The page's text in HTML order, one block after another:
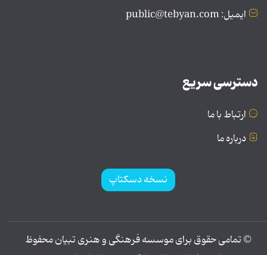
ایمیل: public@tebyan.com
دسترسی سریع
ارتباط با ما
درباره ما
نسخه دسکتاپ
© تمامی حقوق برای موسسه فرهنگی و هنری تبیان محفوظ